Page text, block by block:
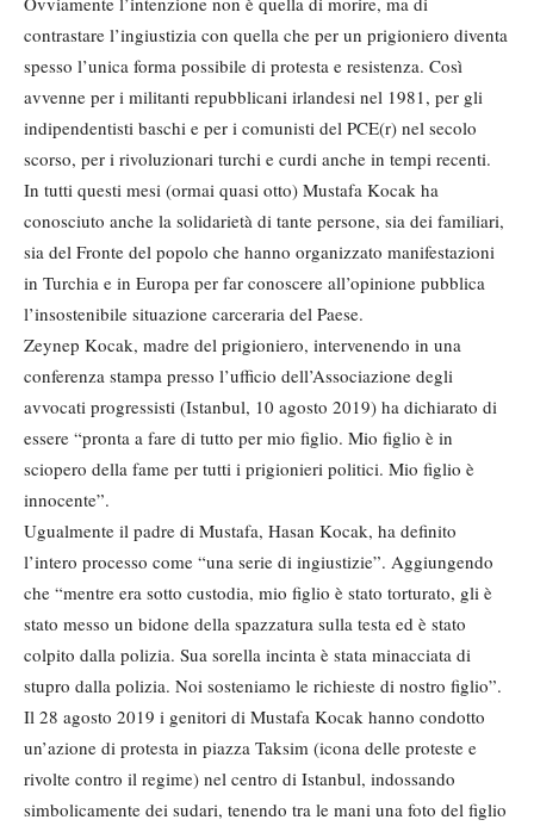
contrastare l’ingiustizia con quella che per un prigioniero diventa
spesso l’unica forma possibile di protesta e resistenza. Così
avvenne per i militanti repubblicani irlandesi nel 1981, per gli
indipendentisti baschi e per i comunisti del PCE(r) nel secolo
scorso, per i rivoluzionari turchi e curdi anche in tempi recenti.
In tutti questi mesi (ormai quasi otto) Mustafa Kocak ha
conosciuto anche la solidarietà di tante persone, sia dei familiari,
sia del Fronte del popolo che hanno organizzato manifestazioni
in Turchia e in Europa per far conoscere all’opinione pubblica
l’insostenibile situazione carceraria del Paese.
Zeynep Kocak, madre del prigioniero, intervenendo in una
conferenza stampa presso l’ufficio dell’Associazione degli
avvocati progressisti (Istanbul, 10 agosto 2019) ha dichiarato di
essere “pronta a fare di tutto per mio figlio. Mio figlio è in
sciopero della fame per tutti i prigionieri politici. Mio figlio è
innocente”.
Ugualmente il padre di Mustafa, Hasan Kocak, ha definito
l’intero processo come “una serie di ingiustizie”. Aggiungendo
che “mentre era sotto custodia, mio figlio è stato torturato, gli è
stato messo un bidone della spazzatura sulla testa ed è stato
colpito dalla polizia. Sua sorella incinta è stata minacciata di
stupro dalla polizia. Noi sosteniamo le richieste di nostro figlio”.
Il 28 agosto 2019 i genitori di Mustafa Kocak hanno condotto
un’azione di protesta in piazza Taksim (icona delle proteste e
rivolte contro il regime) nel centro di Istanbul, indossando
simbolicamente dei sudari, tenendo tra le mani una foto del figlio